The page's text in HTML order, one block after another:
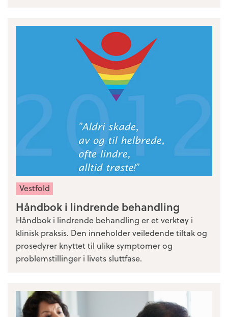
Vestfold
Håndbok i lindrende behandling
Håndbok i lindrende behandling er et verktøy i
klinisk praksis. Den inneholder veiledende tiltak og
prosedyrer knyttet til ulike symptomer og
problemstillinger i livets sluttfase.